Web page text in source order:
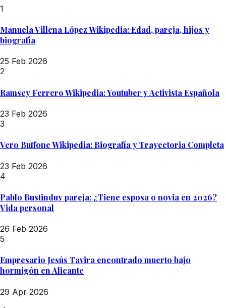
1
Manuela Villena López Wikipedia: Edad, pareja, hijos y
biografía
25 Feb 2026
2
Ramsey Ferrero Wikipedia: Youtuber y Activista Española
23 Feb 2026
3
Vero Buffone Wikipedia: Biografía y Trayectoria Completa
23 Feb 2026
4
Pablo Bustinduy pareja: ¿Tiene esposa o novia en 2026?
Vida personal
26 Feb 2026
5
Empresario Jesús Tavira encontrado muerto bajo
hormigón en Alicante
29 Apr 2026